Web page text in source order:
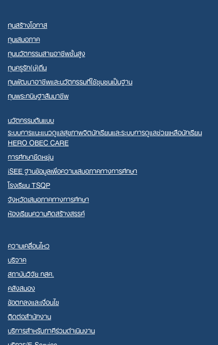
ทุนสร้างโอกาส
ทุนเสมอภาค
ทุนนวัตกรรมสายอาชีพชั้นสูง
ทุนครูรัก(ษ์)ถิ่น
ทุนพัฒนาอาชีพและนวัตกรรมที่ใช้ชุมชนเป็นฐาน
ทุนพระกนิษฐาสัมมาชีพ
นวัตกรรมต้นแบบ
ระบบการแนะแนวดูแลสุขภาพจิตนักเรียนและระบบการดูแลช่วยเหลือนักเรียน
HERO OBEC CARE
การศึกษายืดหยุ่น
iSEE ฐานข้อมูลเพื่อความเสมอภาคทางการศึกษา
โรงเรียน TSQP
จังหวัดเสมอภาคทางการศึกษา
ห้องเรียนความคิดสร้างสรรค์
ความเคลื่อนไหว
บริจาค
สถาบันวิจัย กสศ.
คลังสมอง
ข้อตกลงและเงื่อนไข
ติดต่อสำนักงาน
บริการสำหรับภาคีร่วมดำเนินงาน